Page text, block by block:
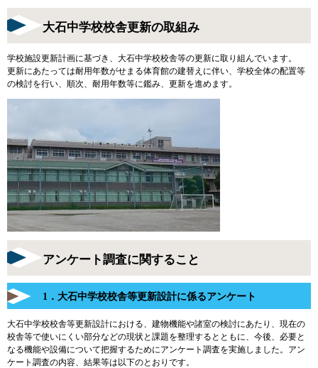
大石中学校校舎更新の取組み
学校施設更新計画に基づき、大石中学校校舎等の更新に取り組んでいます。
更新にあたっては耐用年数がせまる体育館の建替えに伴い、学校全体の配置等
の検討を行い、順次、耐用年数等に鑑み、更新を進めます。
アンケート調査に関すること
1．大石中学校校舎等更新設計に係るアンケート
大石中学校校舎等更新設計における、建物機能や諸室の検討にあたり、現在の
校舎等で使いにくい部分などの現状と課題を整理するとともに、今後、必要と
なる機能や設備について把握するためにアンケート調査を実施しました。アン
ケート調査の内容、結果等は以下のとおりです。